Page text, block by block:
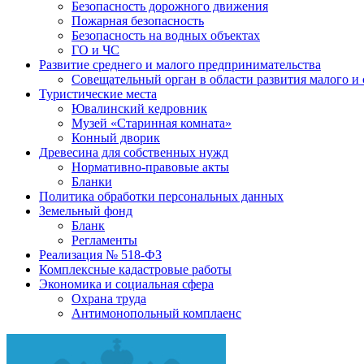
Безопасность дорожного движения
Пожарная безопасность
Безопасность на водных объектах
ГО и ЧС
Развитие среднего и малого предпринимательства
Совещательный орган в области развития малого и
Туристические места
Ювалинский кедровник
Музей «Старинная комната»
Конный дворик
Древесина для собственных нужд
Нормативно-правовые акты
Бланки
Политика обработки персональных данных
Земельный фонд
Бланк
Регламенты
Реализация № 518-ФЗ
Комплексные кадастровые работы
Экономика и социальная сфера
Охрана труда
Антимонопольный комплаенс